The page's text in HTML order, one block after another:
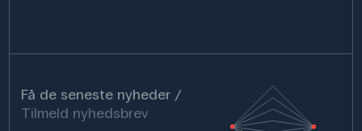
Få de seneste nyheder
Tilmeld nyhedsbrev